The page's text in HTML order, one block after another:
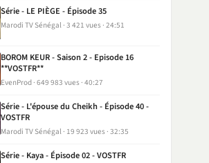
Série - LE PIÈGE - Épisode 35
Marodi TV Sénégal 3 421 vues 24:51
BOROM KEUR - Saison 2 - Episode 16
**VOSTFR**
EvenProd 649 983 vues 40:27
Série - L'épouse du Cheikh - Épisode 40 -
VOSTFR
Marodi TV Sénégal 19 923 vues 32:35
Série - Kaya - Épisode 02 - VOSTFR